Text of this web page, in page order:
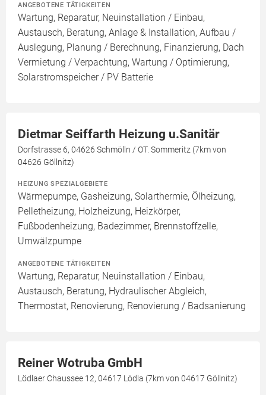
ANGEBOTENE TÄTIGKEITEN
Wartung, Reparatur, Neuinstallation / Einbau,
Austausch, Beratung, Anlage & Installation, Aufbau /
Auslegung, Planung / Berechnung, Finanzierung, Dach
Vermietung / Verpachtung, Wartung / Optimierung,
Solarstromspeicher / PV Batterie
Dietmar Seiffarth Heizung u.Sanitär
Dorfstrasse 6, 04626 Schmölln / OT. Sommeritz (7km von
04626 Göllnitz)
HEIZUNG SPEZIALGEBIETE
Wärmepumpe, Gasheizung, Solarthermie, Ölheizung,
Pelletheizung, Holzheizung, Heizkörper,
Fußbodenheizung, Badezimmer, Brennstoffzelle,
Umwälzpumpe
ANGEBOTENE TÄTIGKEITEN
Wartung, Reparatur, Neuinstallation / Einbau,
Austausch, Beratung, Hydraulischer Abgleich,
Thermostat, Renovierung, Renovierung / Badsanierung
Reiner Wotruba GmbH
Lödlaer Chaussee 12, 04617 Lödla (7km von 04617 Göllnitz)